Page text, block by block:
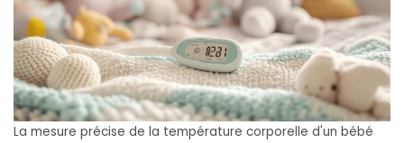
La mesure précise de la température corporelle d'un bébé